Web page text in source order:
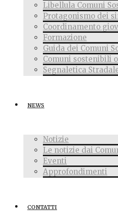
Libellula Comuni
Protagonismo dei
Coordinamento
Formazione
Guida dei Comuni
Comuni sostenibili
Segnaletica
NEWS
Notizie
Le notizie dai
Eventi
Approfondimenti
CONTATTI